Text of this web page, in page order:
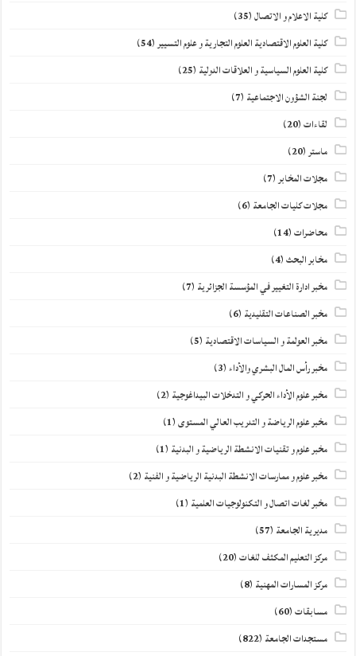
كلية الاعلام و الاتصال(35)
كلية العلوم الاقتصادية العلوم التجارية و علوم التسيير(54)
كلية العلوم السياسية و العلاقات الدولية (25)
لجنة الشؤون الاجتماعية (7)
لقاءات(20)
ماستر(20)
مجلات المخابر(7)
مجلات كليات الجامعة (6)
محاضرات(14)
مخابر البحث(4)
مخبر ادارة التغيير في المؤسسة الجزائرية (7)
مخبر الصناعات التقليدية (6)
مخبر العولمة و السياسات الاقتصادية (5)
مخبر رأس المال البشري والأداء(3)
مخبر علوم الأداء الحركي و التدخلات البيداغوجية (2)
مخبر علوم الرياضة و التدريب العالي المستوى(1)
مخبر علوم و تقنيات الانشطة الرياضية و البدنية (1)
مخبر علوم و ممارسات الانشطة البدنية الرياضية و الفنية (2)
مخبر لغات اتصال و التكنولوجيات العلمية (1)
مديرية الجامعة (57)
مركز التعليم المكثف للغات(20)
مركز المسارات المهنية (8)
مسابقات(60)
مستجدات الجامعة (822)